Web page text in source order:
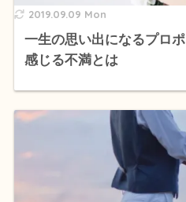
2019.09.09 Mon
一生の思い出になるプロ
感じる不満とは